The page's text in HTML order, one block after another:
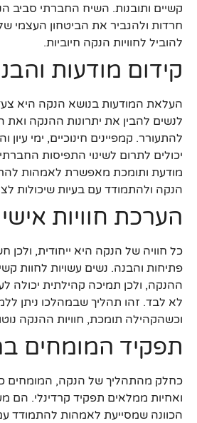
קשיים ותובנות. השיח החברתי סביב
חרדות ולהגביר את הביטחון העצמי
להוביל לחוויות הנקה חיוביות.
קידום מודעות
העלאת המודעות בנושא הנקה היא
לנשים להבין את יתרונות ההנקה ואת
להתעורר. קמפיינים חינוכיים, ימי עיון
יכולים לתרום לשינוי התפיסות
מודעת ותומכת מאפשרת לאמהות
הנקה ולהתמודד עם בעיות שיכולות
הערכת חוויות
כל חוויה של הנקה היא ייחודית,
פתיחות והבנה. נשים עשויות לחוות
ההנקה, ולכן תמיכה קהילתית יכולה
לא לבד. זהו תהליך שבמהלכו ניתן
וכשהקהילה תומכת, חוויות ההנקה
תפקיד המומחים
כחלק מהתהליך של הנקה, המומחים
ואחיות ממלאים תפקיד קרדינלי. הם
הכוונה שמסייעת לאמהות להתמודד